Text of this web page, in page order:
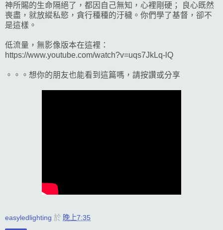
神所賜的生命隔絕了，都因自己無知，心裡剛硬； 良心既然
喪盡，就放縱私慾，貪行種種的汙穢。你們學了基督，卻不
是這樣。
低流量，無影像版本在這裡：
https://www.youtube.com/watch?v=uqs7JkLq-lQ
。。。想你的朋友也能看到這篇嗎，請按讚或分享
easyledlighting 於 晚上7:35